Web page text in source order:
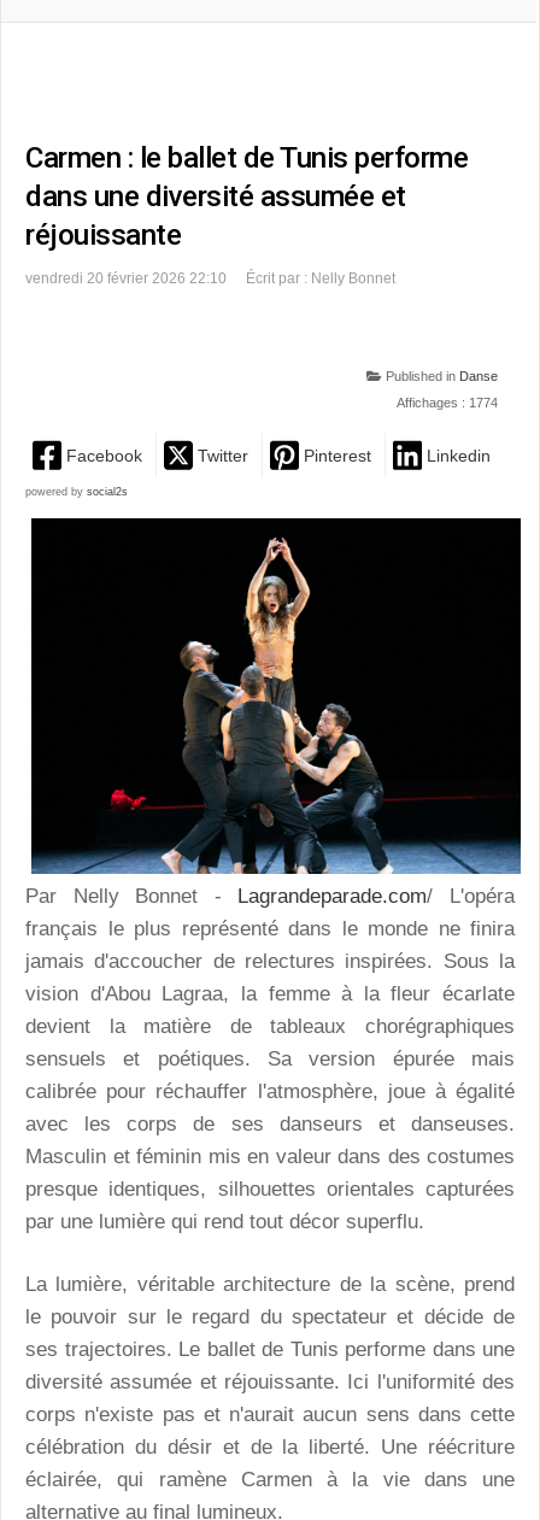
Carmen : le ballet de Tunis performe
dans une diversité assumée et
réjouissante
vendredi 20 février 2026 22:10 Écrit par : Nelly Bonnet
Published in Danse
Affichages : 1774
Facebook Twitter Pinterest Linkedin
powered by social2s
Par Nelly Bonnet - Lagrandeparade.com/ L'opéra
français le plus représenté dans le monde ne finira
jamais d'accoucher de relectures inspirées. Sous la
vision d'Abou Lagraa, la femme à la fleur écarlate
devient la matière de tableaux chorégraphiques
sensuels et poétiques. Sa version épurée mais
calibrée pour réchauffer l'atmosphère, joue à égalité
avec les corps de ses danseurs et danseuses.
Masculin et féminin mis en valeur dans des costumes
presque identiques, silhouettes orientales capturées
par une lumière qui rend tout décor superflu.
La lumière, véritable architecture de la scène, prend
le pouvoir sur le regard du spectateur et décide de
ses trajectoires. Le ballet de Tunis performe dans une
diversité assumée et réjouissante. Ici l'uniformité des
corps n'existe pas et n'aurait aucun sens dans cette
célébration du désir et de la liberté. Une réécriture
éclairée, qui ramène Carmen à la vie dans une
alternative au final lumineux.